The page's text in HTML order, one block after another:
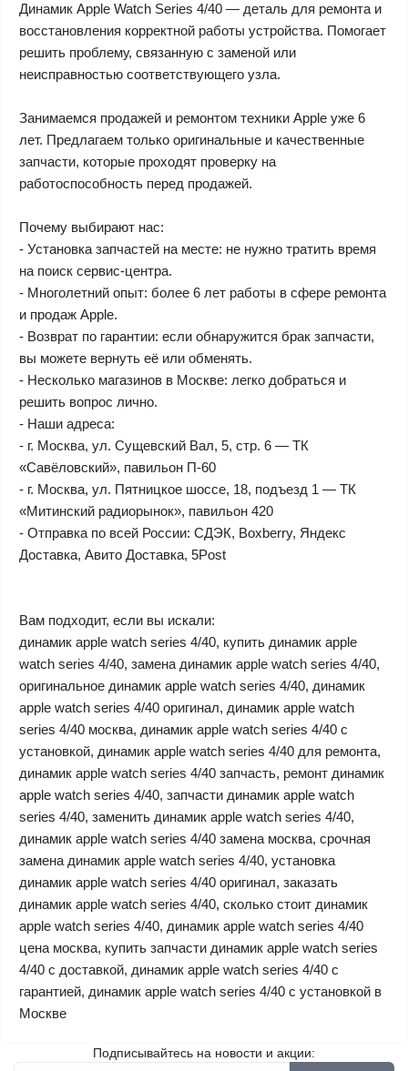
Динамик Apple Watch Series 4/40 — деталь для ремонта и
восстановления корректной работы устройства. Помогает
решить проблему, связанную с заменой или
неисправностью соответствующего узла.
Занимаемся продажей и ремонтом техники Apple уже 6
лет. Предлагаем только оригинальные и качественные
запчасти, которые проходят проверку на
работоспособность перед продажей.
Почему выбирают нас:
- Установка запчастей на месте: не нужно тратить время
на поиск сервис-центра.
- Многолетний опыт: более 6 лет работы в сфере ремонта
и продаж Apple.
- Возврат по гарантии: если обнаружится брак запчасти,
вы можете вернуть её или обменять.
- Несколько магазинов в Москве: легко добраться и
решить вопрос лично.
- Наши адреса:
- г. Москва, ул. Сущевский Вал, 5, стр. 6 — ТК
«Савёловский», павильон П-60
- г. Москва, ул. Пятницкое шоссе, 18, подъезд 1 — ТК
«Митинский радиорынок», павильон 420
- Отправка по всей России: СДЭК, Boxberry, Яндекс
Доставка, Авито Доставка, 5Post
Вам подходит, если вы искали:
динамик apple watch series 4/40, купить динамик apple
watch series 4/40, замена динамик apple watch series 4/40,
оригинальное динамик apple watch series 4/40, динамик
apple watch series 4/40 оригинал, динамик apple watch
series 4/40 москва, динамик apple watch series 4/40 с
установкой, динамик apple watch series 4/40 для ремонта,
динамик apple watch series 4/40 запчасть, ремонт динамик
apple watch series 4/40, запчасти динамик apple watch
series 4/40, заменить динамик apple watch series 4/40,
динамик apple watch series 4/40 замена москва, срочная
замена динамик apple watch series 4/40, установка
динамик apple watch series 4/40 оригинал, заказать
динамик apple watch series 4/40, сколько стоит динамик
apple watch series 4/40, динамик apple watch series 4/40
цена москва, купить запчасти динамик apple watch series
4/40 с доставкой, динамик apple watch series 4/40 с
гарантией, динамик apple watch series 4/40 с установкой в
Москве
Подписывайтесь на новости и акции: